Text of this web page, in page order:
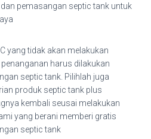
pemasangan septic tank untuk
yang tidak akan melakukan
harus dilakukan
septic tank. Pilihlah juga
produk septic tank plus
kembali seusai melakukan
yang berani memberi gratis
septic tank